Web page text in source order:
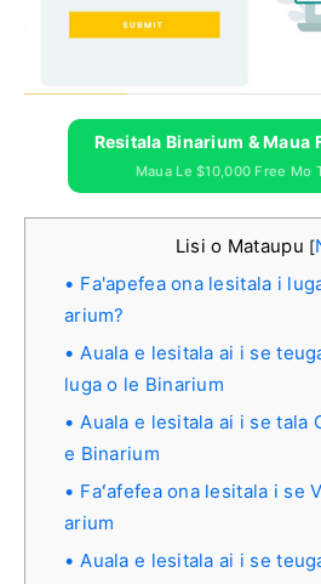
Resitala Binarium & Maua
Maua Le $10,000 Free Mo
Lisi o Mataupu [
Fa'apefea ona lesitala i
arium?
Auala e lesitala ai i se
luga o le Binarium
Auala e lesitala ai i se tala
e Binarium
Faʻafefea ona lesitala i se
arium
Auala e lesitala ai i se